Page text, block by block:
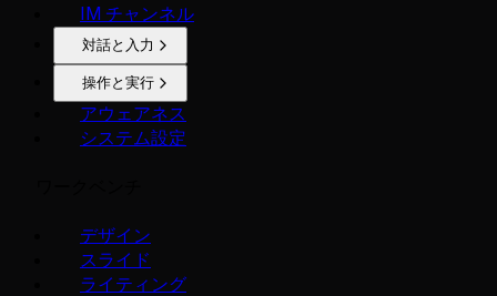
IM チャンネル
対話と入力
操作と実行
アウェアネス
システム設定
デザイン
スライド
ライティング